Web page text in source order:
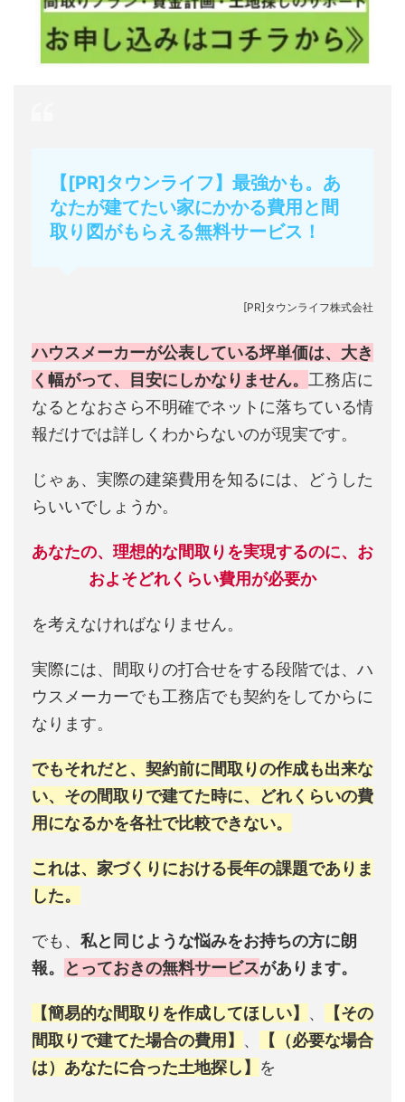
【[PR]タウンライフ】最強かも。あ
なたが建てたい家にかかる費用と間
取り図がもらえる無料サービス！
[PR]タウンライフ株式会社
ハウスメーカーが公表している坪単価は、大き
く幅がって、目安にしかなりません。 工務店に
なるとなおさら不明確でネットに落ちている情
報だけでは詳しくわからないのが現実です。
じゃぁ、実際の建築費用を知るには、どうした
らいいでしょうか。
あなたの、理想的な間取りを実現するのに、お
およそどれくらい費用が必要か
を考えなければなりません。
実際には、間取りの打合せをする段階では、ハ
ウスメーカーでも工務店でも契約をしてからに
なります。
でもそれだと、契約前に間取りの作成も出来な
い、その間取りで建てた時に、どれくらいの費
用になるかを各社で比較できない。
これは、家づくりにおける長年の課題でありま
した。
でも、 私と同じような悩みをお持ちの方に朗
報。
とっておきの無料サービスがあります。
【簡易的な間取りを作成してほしい】 、
【その
間取りで建てた場合の費用】 、
【（必要な場合
は）あなたに合った土地探し】 を